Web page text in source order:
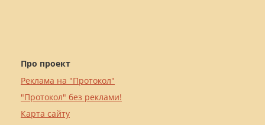
Про проект
Реклама на "Протокол"
"Протокол" без реклами!
Карта сайту